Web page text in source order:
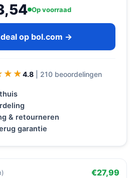
Op voorraad
op bol.com →
4.8 | 210 beoordelingen
& retourneren
garantie
€27,99